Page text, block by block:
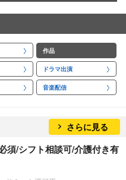
作品
ドラマ出演
音楽配信
さらに見る
須/シフト相談可/介護付き有